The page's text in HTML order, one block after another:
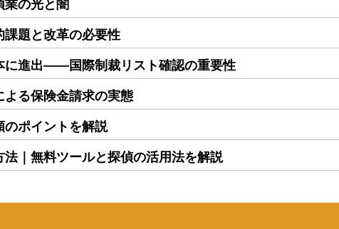
業の光と闇
題と改革の必要性
に進出――国際制裁リスト確認の重要性
る保険金請求の実態
ポイントを解説
｜無料ツールと探偵の活用法を解説